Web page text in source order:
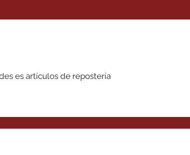
es artículos de repostería